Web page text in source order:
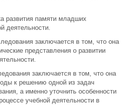
развития памяти младших
деятельности.
заключается в том, что она
представления о развитии
заключается в том, что она
к решению одной из задач
а именно уточнить особенности
учебной деятельности в